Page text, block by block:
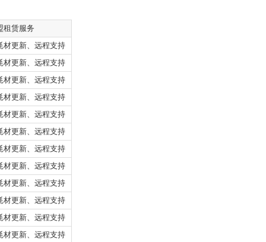
租赁服务
材更新、远程支持
材更新、远程支持
材更新、远程支持
材更新、远程支持
材更新、远程支持
材更新、远程支持
材更新、远程支持
材更新、远程支持
材更新、远程支持
材更新、远程支持
材更新、远程支持
材更新、远程支持